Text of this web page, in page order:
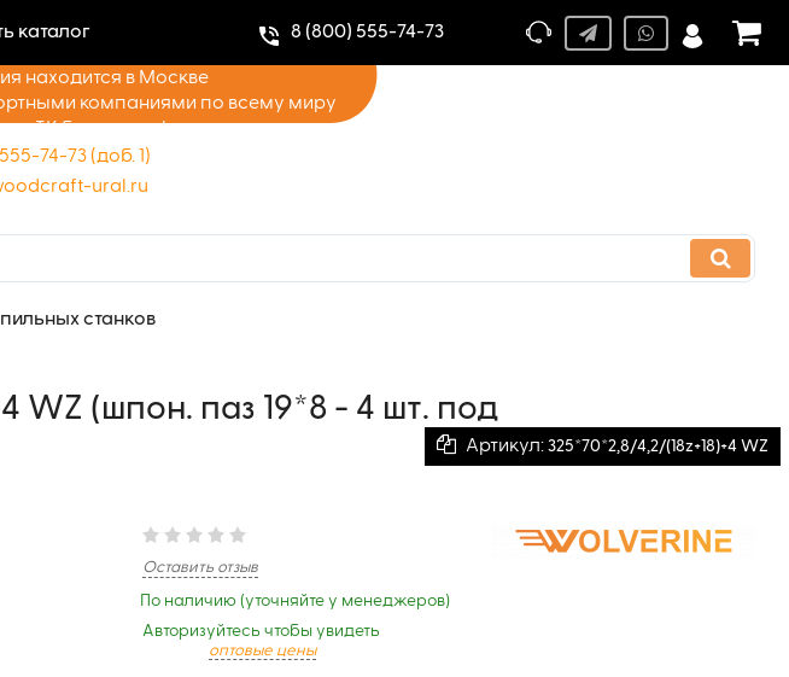
каталог 8 (800) 555-74-73
находится в Москве
компаниями по всему миру
до ТК бесплатно!
74-73 (доб. 1)
ural.ru
станков
WZ (шпон. паз 19*8 - 4 шт. под
Артикул: 325*70*2,8/4,2/(18z+18)+4 WZ
Оставить отзыв
По наличию (уточняйте у менеджеров)
Авторизуйтесь чтобы увидеть
оптовые цены